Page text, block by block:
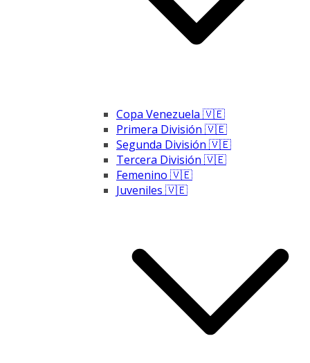
Copa Venezuela 🇻🇪
Primera División 🇻🇪
Segunda División 🇻🇪
Tercera División 🇻🇪
Femenino 🇻🇪
Juveniles 🇻🇪